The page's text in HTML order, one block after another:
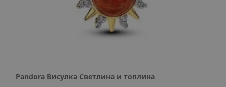
Pandora Висулка Светлина и топлина